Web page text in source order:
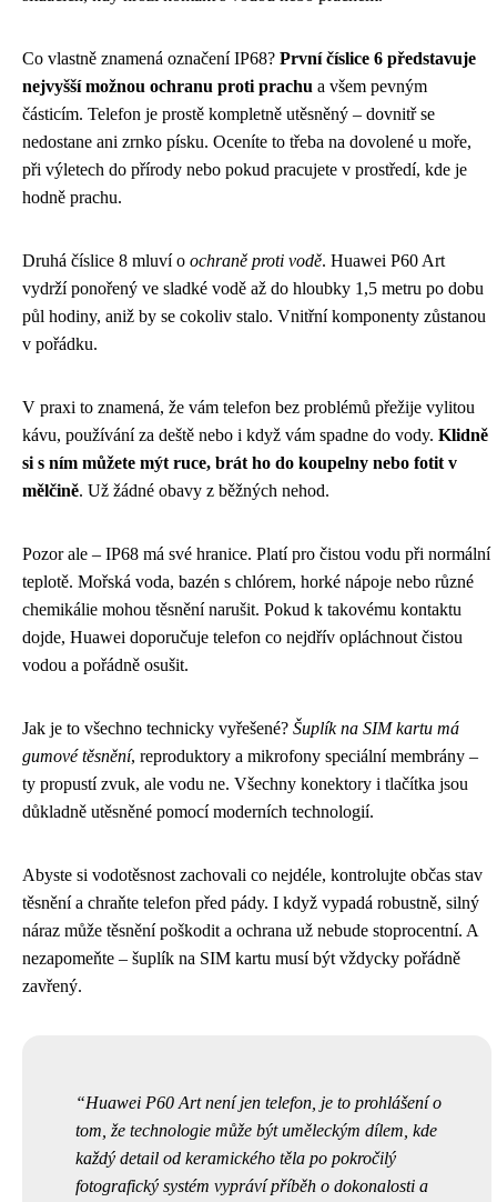
Co vlastně znamená označení IP68? První číslice 6 představuje
nejvyšší možnou ochranu proti prachu a všem pevným
částicím. Telefon je prostě kompletně utěsněný – dovnitř se
nedostane ani zrnko písku. Oceníte to třeba na dovolené u moře,
při výletech do přírody nebo pokud pracujete v prostředí, kde je
hodně prachu.
Druhá číslice 8 mluví o ochraně proti vodě. Huawei P60 Art
vydrží ponořený ve sladké vodě až do hloubky 1,5 metru po dobu
půl hodiny, aniž by se cokoliv stalo. Vnitřní komponenty zůstanou
v pořádku.
V praxi to znamená, že vám telefon bez problémů přežije vylitou
kávu, používání za deště nebo i když vám spadne do vody. Klidně
si s ním můžete mýt ruce, brát ho do koupelny nebo fotit v
mělčině. Už žádné obavy z běžných nehod.
Pozor ale – IP68 má své hranice. Platí pro čistou vodu při normální
teplotě. Mořská voda, bazén s chlórem, horké nápoje nebo různé
chemikálie mohou těsnění narušit. Pokud k takovému kontaktu
dojde, Huawei doporučuje telefon co nejdřív opláchnout čistou
vodou a pořádně osušit.
Jak je to všechno technicky vyřešené? Šuplík na SIM kartu má
gumové těsnění, reproduktory a mikrofony speciální membrány –
ty propustí zvuk, ale vodu ne. Všechny konektory i tlačítka jsou
důkladně utěsněné pomocí moderních technologií.
Abyste si vodotěsnost zachovali co nejdéle, kontrolujte občas stav
těsnění a chraňte telefon před pády. I když vypadá robustně, silný
náraz může těsnění poškodit a ochrana už nebude stoprocentní. A
nezapomeňte – šuplík na SIM kartu musí být vždycky pořádně
zavřený.
Huawei P60 Art není jen telefon, je to prohlášení o
tom, že technologie může být uměleckým dílem, kde
každý detail od keramického těla po pokročilý
fotografický systém vypráví příběh o dokonalosti a